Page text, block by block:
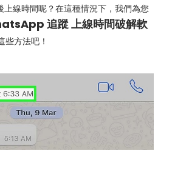
線時間呢？在這種情況下，我們為您
追蹤 上線時間破解軟
些方法吧！